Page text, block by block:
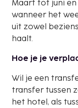
Maart tot juni
wanneer het
uit zowel
haalt.
Hoe je je
Wil je een
transfer tussen
het hotel, als